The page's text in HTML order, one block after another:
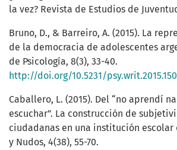
la vez? Revista de Estudios de
Bruno, D., & Barreiro, A. (2015). La
de la democracia de adolescentes
de Psicología, 8(3), 33-40.
http://doi.org/10.5231/
Caballero, L. (2015). Del “no aprendí
escuchar”. La construcción de
ciudadanas en una institución escolar
y Nudos, 4(38), 55-70.